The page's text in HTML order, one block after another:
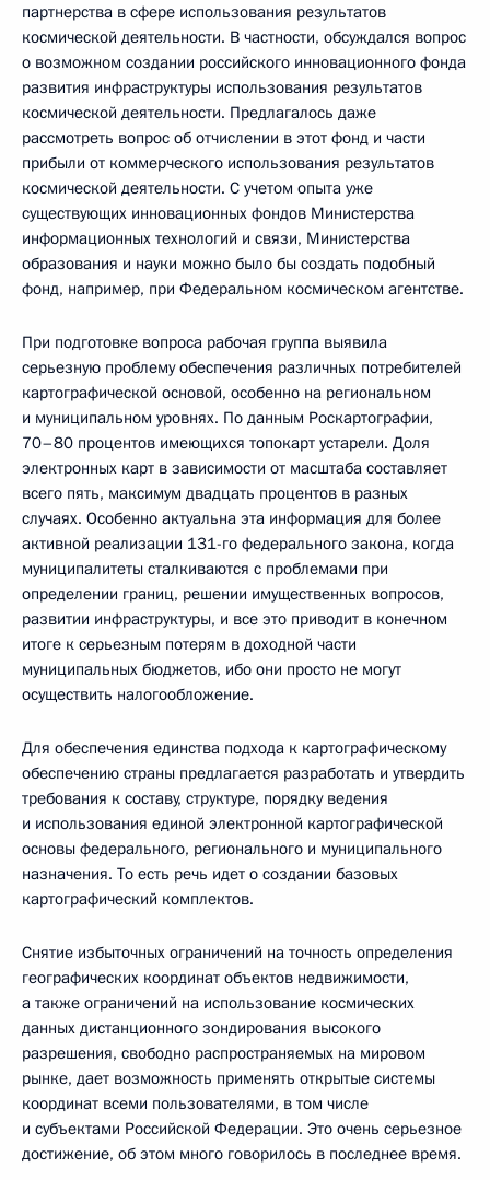
партнерства в сфере использования результатов
космической деятельности. В частности, обсуждался вопрос
о возможном создании российского инновационного фонда
развития инфраструктуры использования результатов
космической деятельности. Предлагалось даже
рассмотреть вопрос об отчислении в этот фонд и части
прибыли от коммерческого использования результатов
космической деятельности. С учетом опыта уже
существующих инновационных фондов Министерства
информационных технологий и связи, Министерства
образования и науки можно было бы создать подобный
фонд, например, при Федеральном космическом агентстве.
При подготовке вопроса рабочая группа выявила
серьезную проблему обеспечения различных потребителей
картографической основой, особенно на региональном
и муниципальном уровнях. По данным Роскартографии,
70–80 процентов имеющихся топокарт устарели. Доля
электронных карт в зависимости от масштаба составляет
всего пять, максимум двадцать процентов в разных
случаях. Особенно актуальна эта информация для более
активной реализации 131-го федерального закона, когда
муниципалитеты сталкиваются с проблемами при
определении границ, решении имущественных вопросов,
развитии инфраструктуры, и все это приводит в конечном
итоге к серьезным потерям в доходной части
муниципальных бюджетов, ибо они просто не могут
осуществить налогообложение.
Для обеспечения единства подхода к картографическому
обеспечению страны предлагается разработать и утвердить
требования к составу, структуре, порядку ведения
и использования единой электронной картографической
основы федерального, регионального и муниципального
назначения. То есть речь идет о создании базовых
картографический комплектов.
Снятие избыточных ограничений на точность определения
географических координат объектов недвижимости,
а также ограничений на использование космических
данных дистанционного зондирования высокого
разрешения, свободно распространяемых на мировом
рынке, дает возможность применять открытые системы
координат всеми пользователями, в том числе
и субъектами Российской Федерации. Это очень серьезное
достижение, об этом много говорилось в последнее время.